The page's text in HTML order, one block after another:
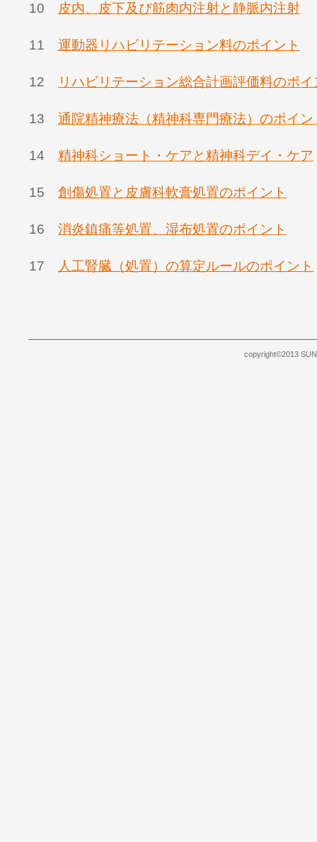
10 皮内、皮下及び筋肉内注射と静脈内注射
11運動器リハビリテーション料のポイント
12 リハビリテーション総合計画評価料のポイ
13通院精神療法（精神科専門療法）のポイン
14精神科ショート・ケアと精神科デイ・ケア
15創傷処置と皮膚科軟膏処置のポイント
16消炎鎮痛等処置、湿布処置のポイント
17 人工腎臓（処置）の算定ルールのポイント
copyright©2013